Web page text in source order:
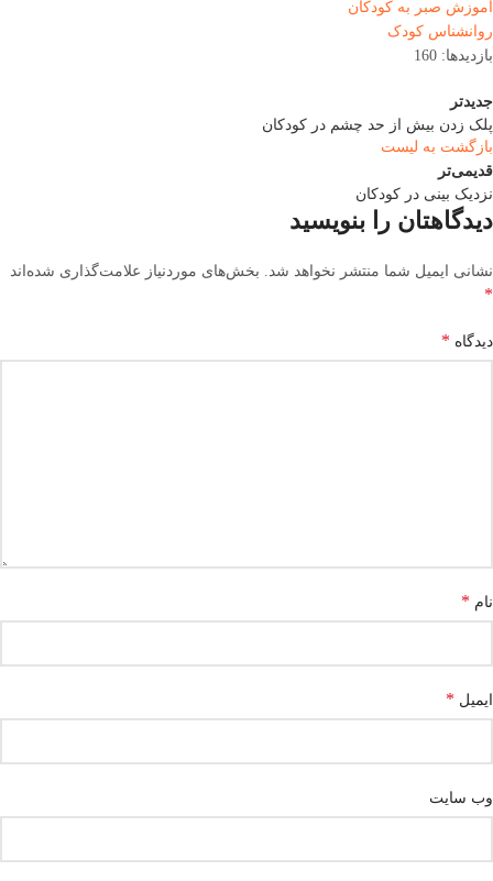
آموزش صبر به کودکان
روانشناس کودک
بازدیدها: 160
جدیدتر
پلک زدن بیش از حد چشم در کودکان
بازگشت به لیست
قدیمی‌تر
نزدیک بینی در کودکان
دیدگاهتان را بنویسید
نشانی ایمیل شما منتشر نخواهد شد. بخش‌های موردنیاز علامت‌گذاری شده‌اند
*
دیدگاه *
نام *
ایمیل *
وب‌ سایت